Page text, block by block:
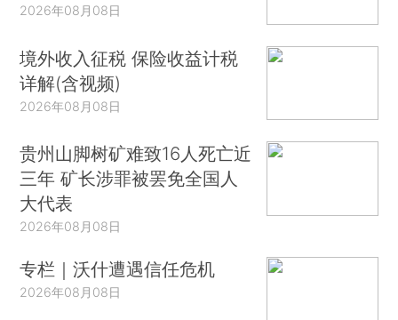
2026年08月08日
境外收入征税 保险收益计税
详解(含视频)
2026年08月08日
贵州山脚树矿难致16人死亡近
三年 矿长涉罪被罢免全国人
大代表
2026年08月08日
专栏｜沃什遭遇信任危机
2026年08月08日